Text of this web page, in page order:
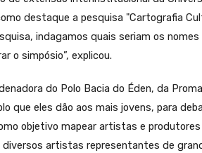
destaque a pesquisa "Cartografia
indagamos quais seriam os
o simpósio”, explicou.
do Polo Bacia do Éden, da
que eles dão aos mais jovens, para
objetivo mapear artistas e
diversos artistas representantes de